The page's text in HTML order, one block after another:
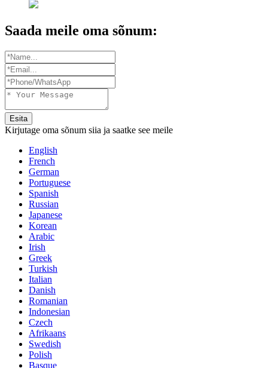
Saada meile oma sõnum:
Esita
Kirjutage oma sõnum siia ja saatke see meile
English
French
German
Portuguese
Spanish
Russian
Japanese
Korean
Arabic
Irish
Greek
Turkish
Italian
Danish
Romanian
Indonesian
Czech
Afrikaans
Swedish
Polish
Basque